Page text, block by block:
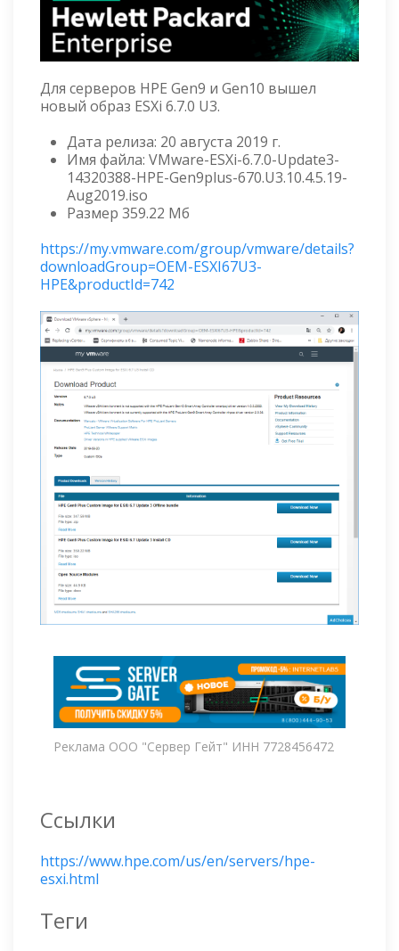
Для серверов HPE Gen9 и Gen10 вышел
новый образ ESXi 6.7.0 U3.
Дата релиза: 20 августа 2019 г.
Имя файла: VMware-ESXi-6.7.0-Update3-
14320388-HPE-Gen9plus-670.U3.10.4.5.19-
Aug2019.iso
Размер 359.22 Мб
https://my.vmware.com/group/vmware/details?
downloadGroup=OEM-ESXI67U3-
HPE&productId=742
Реклама ООО "Сервер Гейт" ИНН 7728456472
Ссылки
https://www.hpe.com/us/en/servers/hpe-
esxi.html
Теги